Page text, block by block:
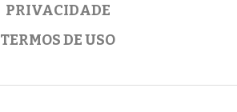
PRIVACIDADE
TERMOS DE USO